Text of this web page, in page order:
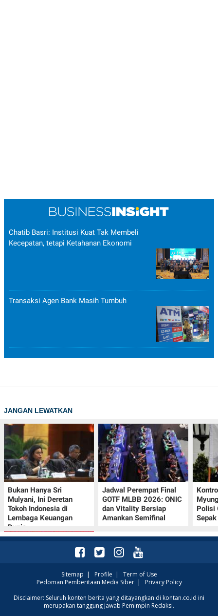
Chatib Basri: Institusi Kuat Tak Membeli
Kecepatan, tetapi Ketahanan Ekonomi
Transaksi Agen Bank Masih Tumbuh
JANGAN LEWATKAN
Bukan Hanya Sri
Mulyani, Ini Deretan
Tokoh Indonesia di
Lembaga Keuangan
Dunia
Jadwal Perempat Final
GOTF MLBB 2026: ONIC
dan Vitality Bersiap
Amankan Semifinal
Polisi
Promo JSM Superindo
7–9 Agustus 2026,
Sitemap | Profile | Term of Use
Pedoman Pemberitaan Media Siber| Privacy Policy
Disclaimer: Seluruh konten berita yang ditayangkan di kontan.co.id ini
merupakan tanggung jawab Pemimpin Redaksi.